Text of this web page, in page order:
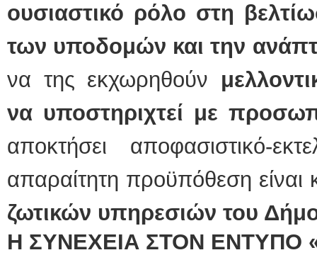
ουσιαστικό ρόλο στη
των υποδομών και την
να της εκχωρηθούν
να υποστηριχτεί με
αποκτήσει αποφασιστικό-
απαραίτητη προϋπόθεση είναι
ζωτικών υπηρεσιών του
Η ΣΥΝΕΧΕΙΑ ΣΤΟΝ ΕΝΤΥΠΟ